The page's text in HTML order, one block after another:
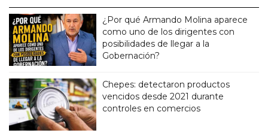
¿Por qué Armando Molina aparece
como uno de los dirigentes con
posibilidades de llegar a la
Gobernación?
Chepes: detectaron productos
vencidos desde 2021 durante
controles en comercios